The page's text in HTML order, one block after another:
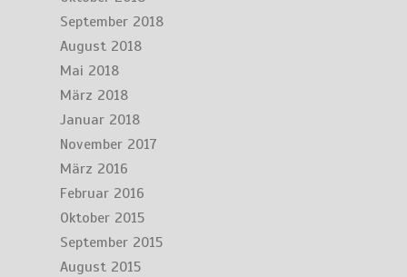
September 2018
August 2018
Mai 2018
März 2018
Januar 2018
November 2017
März 2016
Februar 2016
Oktober 2015
September 2015
August 2015